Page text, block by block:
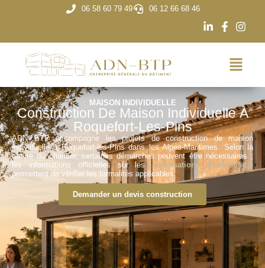
06 58 60 79 49 06 12 66 68 46
MAISON INDIVIDUELLE
Construction De Maison Individuelle À
Roquefort-Les-Pins
ADN BTP accompagne les projets de construction de maison
individuelle à Roquefort-les-Pins dans les Alpes-Maritimes. Selon la
nature du chantier, certaines démarches peuvent être nécessaires ;
les informations officielles sur lesautorisations d’urbanisme
permettent de vérifier les formalités applicables.
Demander un devis construction